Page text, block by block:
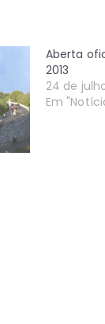
Aberta
2013
24 de
Em